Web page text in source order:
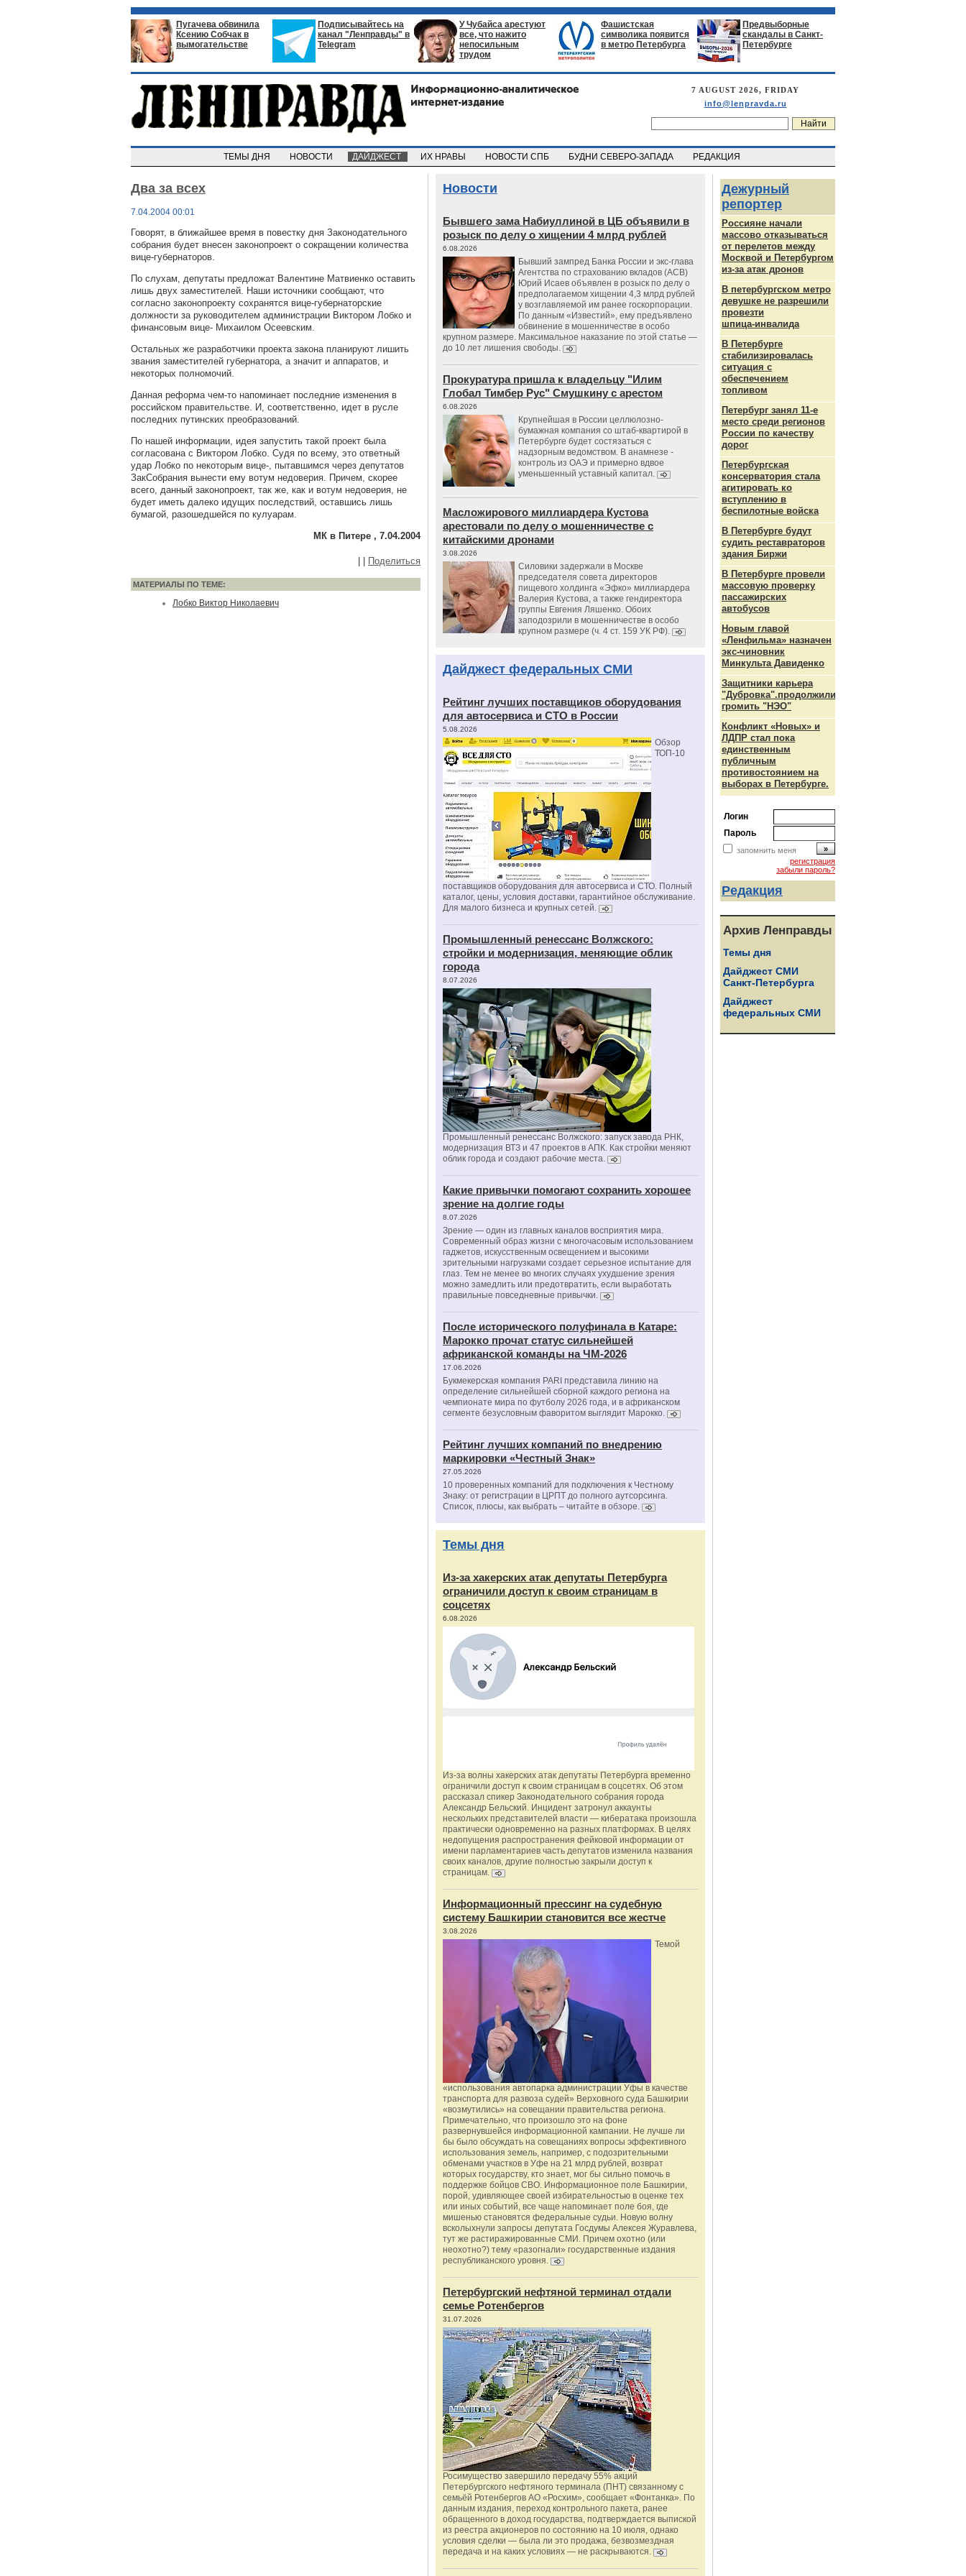
Пугачева обвинила
Ксению Собчак в
вымогательстве
Подписывайтесь на
канал "Ленправды" в
Telegram
У Чубайса арестуют
все, что нажито
непосильным
трудом
Фашистская
символика появится
в метро Петербурга
Предвыборные
скандалы в Санкт-
Петербурге
7 AUGUST 2026, FRIDAY
info@lenpravda.ru
ТЕМЫ ДНЯ НОВОСТИ ДАЙДЖЕСТ ИХ НРАВЫ НОВОСТИ СПБ БУДНИ СЕВЕРО-ЗАПАДА РЕДАКЦИЯ
Два за всех
7.04.2004 00:01
Говорят, в ближайшее время в повестку дня Законодательного
собрания будет внесен законопроект о сокращении количества
вице-губернаторов.
По слухам, депутаты предложат Валентине Матвиенко оставить
лишь двух заместителей. Наши источники сообщают, что
согласно законопроекту сохранятся вице-губернаторские
должности за руководителем администрации Виктором Лобко и
финансовым вице- Михаилом Осеевским.
Остальных же разработчики проекта закона планируют лишить
звания заместителей губернатора, а значит и аппаратов, и
некоторых полномочий.
Данная реформа чем-то напоминает последние изменения в
российском правительстве. И, соответственно, идет в русле
последних путинских преобразований.
По нашей информации, идея запустить такой проект была
согласована с Виктором Лобко. Судя по всему, это ответный
удар Лобко по некоторым вице-, пытавшимся через депутатов
ЗакСобрания вынести ему вотум недоверия. Причем, скорее
всего, данный законопроект, так же, как и вотум недоверия, не
будет иметь далеко идущих последствий, оставшись лишь
бумагой, разошедшейся по кулуарам.
МК в Питере , 7.04.2004
Поделиться
МАТЕРИАЛЫ ПО ТЕМЕ:
Лобко Виктор Николаевич
Новости
Бывшего зама Набиуллиной в ЦБ объявили в
розыск по делу о хищении 4 млрд рублей
6.08.2026
Бывший зампред Банка России и экс-глава
Агентства по страхованию вкладов (АСВ)
Юрий Исаев объявлен в розыск по делу о
предполагаемом хищении 4,3 млрд рублей
у возглавляемой им ранее госкорпорации.
По данным «Известий», ему предъявлено
обвинение в мошенничестве в особо
крупном размере. Максимальное наказание по этой статье —
до 10 лет лишения свободы.
Прокуратура пришла к владельцу "Илим
Глобал Тимбер Рус" Смушкину с арестом
6.08.2026
Крупнейшая в России целлюлозно-
бумажная компания со штаб-квартирой в
Петербурге будет состязаться с
надзорным ведомством. В анамнезе -
контроль из ОАЭ и примерно вдвое
уменьшенный уставный капитал.
Масложирового миллиардера Кустова
арестовали по делу о мошенничестве с
китайскими дронами
3.08.2026
Силовики задержали в Москве
председателя совета директоров
пищевого холдинга «Эфко» миллиардера
Валерия Кустова, а также гендиректора
группы Евгения Ляшенко. Обоих
заподозрили в мошенничестве в особо
крупном размере (ч. 4 ст. 159 УК РФ).
Дайджест федеральных СМИ
Рейтинг лучших поставщиков оборудования
для автосервиса и СТО в России
5.08.2026
Обзор
ТОП-10
поставщиков оборудования для автосервиса и СТО. Полный
каталог, цены, условия доставки, гарантийное обслуживание.
Для малого бизнеса и крупных сетей.
Промышленный ренессанс Волжского:
стройки и модернизация, меняющие облик
города
8.07.2026
Промышленный ренессанс Волжского: запуск завода РНК,
модернизация ВТЗ и 47 проектов в АПК. Как стройки меняют
облик города и создают рабочие места.
Какие привычки помогают сохранить хорошее
зрение на долгие годы
8.07.2026
Зрение — один из главных каналов восприятия мира.
Современный образ жизни с многочасовым использованием
гаджетов, искусственным освещением и высокими
зрительными нагрузками создает серьезное испытание для
глаз. Тем не менее во многих случаях ухудшение зрения
можно замедлить или предотвратить, если выработать
правильные повседневные привычки.
После исторического полуфинала в Катаре:
Марокко прочат статус сильнейшей
африканской команды на ЧМ-2026
17.06.2026
Букмекерская компания PARI представила линию на
определение сильнейшей сборной каждого региона на
чемпионате мира по футболу 2026 года, и в африканском
сегменте безусловным фаворитом выглядит Марокко.
Рейтинг лучших компаний по внедрению
маркировки «Честный Знак»
27.05.2026
10 проверенных компаний для подключения к Честному
Знаку: от регистрации в ЦРПТ до полного аутсорсинга.
Список, плюсы, как выбрать – читайте в обзоре.
Темы дня
Из‑за хакерских атак депутаты Петербурга
ограничили доступ к своим страницам в
соцсетях
6.08.2026
Из‑за волны хакерских атак депутаты Петербурга временно
ограничили доступ к своим страницам в соцсетях. Об этом
рассказал спикер Законодательного собрания города
Александр Бельский. Инцидент затронул аккаунты
нескольких представителей власти — кибератака произошла
практически одновременно на разных платформах. В целях
недопущения распространения фейковой информации от
имени парламентариев часть депутатов изменила названия
своих каналов, другие полностью закрыли доступ к
страницам.
Информационный прессинг на судебную
систему Башкирии становится все жестче
3.08.2026
Темой
«использования автопарка администрации Уфы в качестве
транспорта для развоза судей» Верховного суда Башкирии
«возмутились» на совещании правительства региона.
Примечательно, что произошло это на фоне
развернувшейся информационной кампании. Не лучше ли
бы было обсуждать на совещаниях вопросы эффективного
использования земель, например, с подозрительными
обменами участков в Уфе на 21 млрд рублей, возврат
которых государству, кто знает, мог бы сильно помочь в
поддержке бойцов СВО. Информационное поле Башкирии,
порой, удивляющее своей избирательностью в оценке тех
или иных событий, все чаще напоминает поле боя, где
мишенью становятся федеральные судьи. Новую волну
всколыхнули запросы депутата Госдумы Алексея Журавлева,
тут же растиражированные СМИ. Причем охотно (или
неохотно?) тему «разогнали» государственные издания
республиканского уровня.
Петербургский нефтяной терминал отдали
семье Ротенбергов
31.07.2026
Росимущество завершило передачу 55% акций
Петербургского нефтяного терминала (ПНТ) связанному с
семьёй Ротенбергов АО «Росхим», сообщает «Фонтанка». По
данным издания, переход контрольного пакета, ранее
обращенного в доход государства, подтверждается выпиской
из реестра акционеров по состоянию на 10 июля, однако
условия сделки — была ли это продажа, безвозмездная
передача и на каких условиях — не раскрываются.
Дежурный
репортер
Россияне начали
массово отказываться
от перелетов между
Москвой и Петербургом
из-за атак дронов
В петербургском метро
девушке не разрешили
провезти
шпица‑инвалида
В Петербурге
стабилизировалась
ситуация с
обеспечением
топливом
Петербург занял 11-е
место среди регионов
России по качеству
дорог
Петербургская
консерватория стала
агитировать ко
вступлению в
беспилотные войска
В Петербурге будут
судить реставраторов
здания Биржи
В Петербурге провели
массовую проверку
пассажирских
автобусов
Новым главой
«Ленфильма» назначен
экс-чиновник
Минкульта Давиденко
Защитники карьера
"Дубровка".продолжили
громить "НЭО"
Конфликт «Новых» и
ЛДПР стал пока
единственным
публичным
противостоянием на
выборах в Петербурге.
Логин
Пароль
запомнить меня
регистрация
забыли пароль?
Редакция
Архив Ленправды
Темы дня
Дайджест СМИ
Санкт-Петербурга
Дайджест
федеральных СМИ